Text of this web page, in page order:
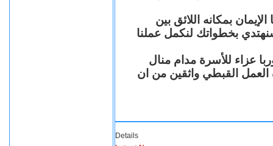
بمكانه اللائق بين
بخطواتك لنكمل عملنا
عزاء للأسرة مدام منال
العمل القبطي واثقين من ان
Details